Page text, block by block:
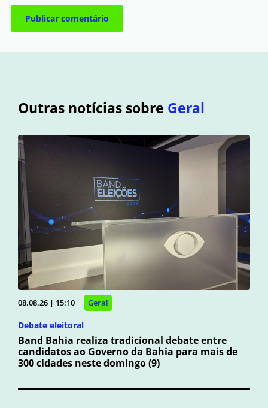
Outras notícias sobre Geral
08.08.26 | 15:10 Geral
Debate eleitoral
Band Bahia realiza tradicional debate entre
candidatos ao Governo da Bahia para mais de
300 cidades neste domingo (9)